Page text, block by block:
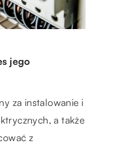
— co
działek, przez
światłowody
jego
za instalowanie i
a także
z
Wyraźnie
do wypadków z
dnia na